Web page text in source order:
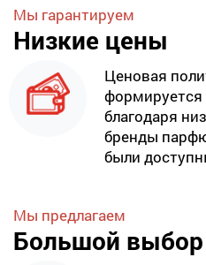
Мы гарантируем
Низкие цены
Ценовая
формируется
благодаря
бренды
были
Мы предлагаем
Большой выбор